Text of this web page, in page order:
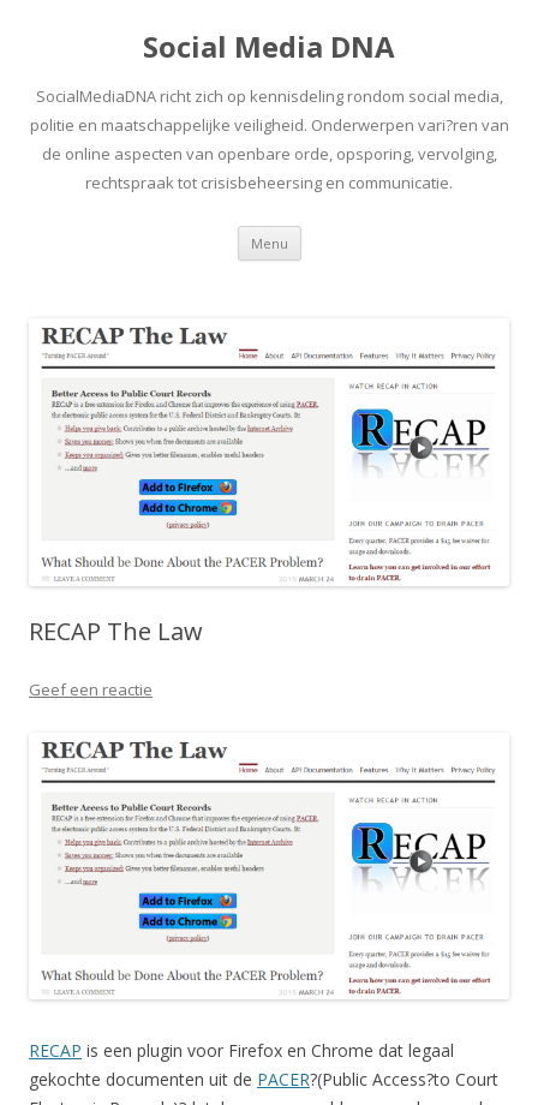
Social Media DNA
SocialMediaDNA richt zich op kennisdeling rondom social media,
politie en maatschappelijke veiligheid. Onderwerpen vari?ren van
de online aspecten van openbare orde, opsporing, vervolging,
rechtspraak tot crisisbeheersing en communicatie.
Menu Spring
inhoud
RECAP The Law
Geef een reactie
RECAP is een plugin voor Firefox en Chrome dat legaal
gekochte documenten uit de PACER?(Public Access?to Court